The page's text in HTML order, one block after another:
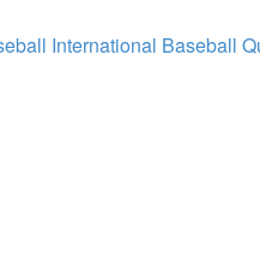
International Baseball